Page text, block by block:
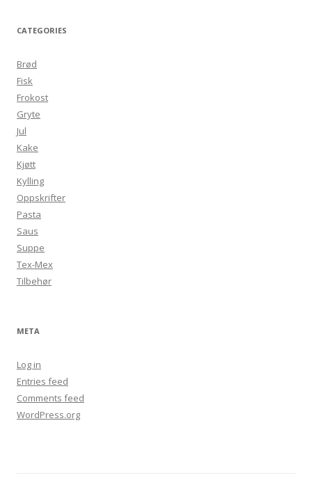
CATEGORIES
Brød
Fisk
Frokost
Gryte
Jul
Kake
Kjøtt
Kylling
Oppskrifter
Pasta
Saus
Suppe
Tex-Mex
Tilbehør
META
Log in
Entries feed
Comments feed
WordPress.org